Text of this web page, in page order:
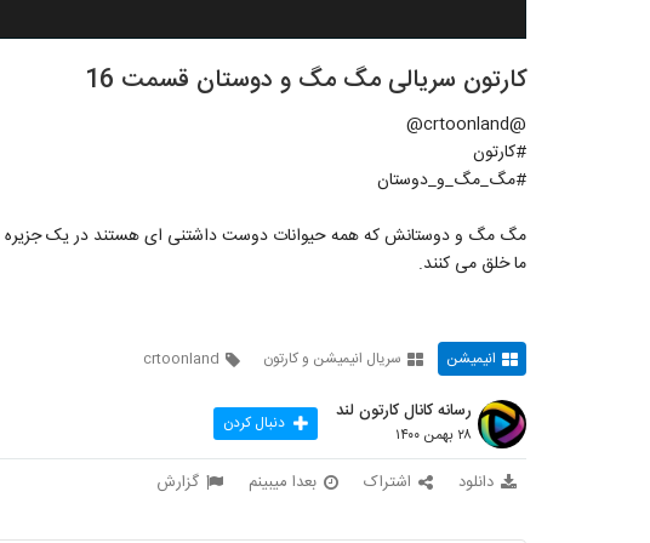
کارتون سریالی مگ مگ و دوستان قسمت 16
@crtoonland@
#کارتون
#مگ_مگ_و_دوستان
مگ مگ و دوستانش که همه حیوانات دوست داشتنی ای هستند در یک جزیره
ما خلق می کنند.
انیمیشن سریال انیمیشن و کارتون crtoonland
رسانه کانال کارتون لند
۲۸ بهمن ۱۴۰۰ دنبال کردن
دانلود اشتراک بعدا میبینم گزارش